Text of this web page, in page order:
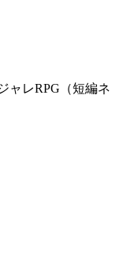
ャレRPG（短編ネ